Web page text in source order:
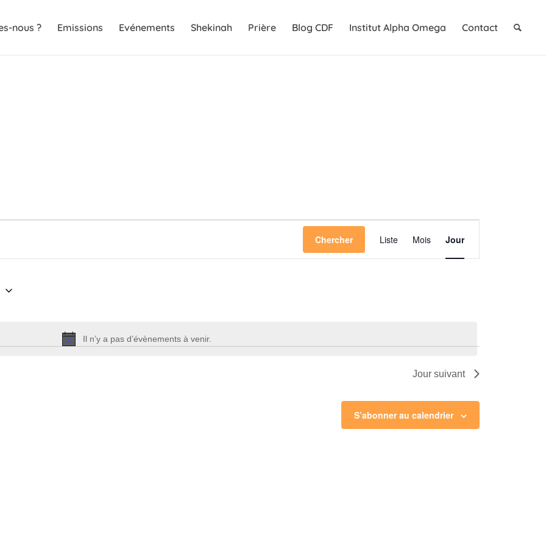
nous ? Emissions Evénements Shekinah Prière Blog CDF Institut Alpha Omega Contact
Notice
Il n’y a pas d’évènements à venir.
Chercher
de
Liste Mois Jour
Jour suivant
S’abonner au calendrier